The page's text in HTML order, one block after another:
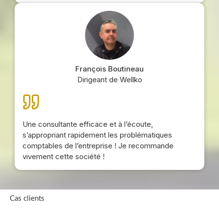
François Boutineau
Dirigeant de Wellko
Une consultante efficace et à l’écoute,
s’appropriant rapidement les problématiques
comptables de l’entreprise ! Je recommande
vivement cette société !
Cas clients